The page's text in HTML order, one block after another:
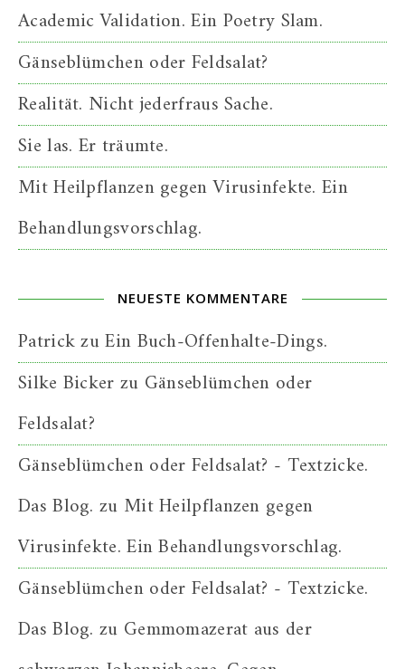
Academic Validation. Ein Poetry Slam.
Gänseblümchen oder Feldsalat?
Realität. Nicht jederfraus Sache.
Sie las. Er träumte.
Mit Heilpflanzen gegen Virusinfekte. Ein
Behandlungsvorschlag.
NEUESTE KOMMENTARE
PatrickzuEin Buch-Offenhalte-Dings.
Silke Bickerzu Gänseblümchen oder
Feldsalat?
Gänseblümchen oder Feldsalat? - Textzicke.
Das Blog. zu Mit Heilpflanzen gegen
Virusinfekte. Ein Behandlungsvorschlag.
Gänseblümchen oder Feldsalat? - Textzicke.
Das Blog. zu Gemmomazerat aus der